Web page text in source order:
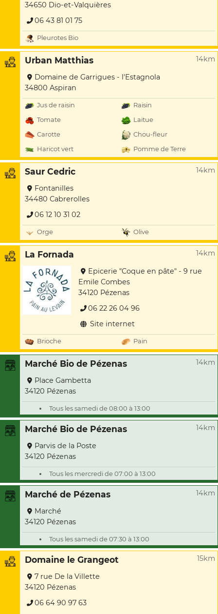
34650 Dio-et-Valquières
06 43 81 01 75
Pleurotes Bio
Urban Matthias 14km
Domaine de Garrigues - l'Estagnola
34800 Aspiran
Jus de raisin
Raisin
Tomate
Laitue
Carotte
Chou-fleur
Haricot vert
Pomme de Terre
Saur Cedric 14km
Fontanilles
34480 Cabrerolles
06 12 10 31 02
Orge Olive
La Fornada 14km
Epicerie "Coque en pâte" - 9 rue
Emile Combes
34120 Pézenas
06 22 26 04 96
Site internet
Brioche Pain
Marché Bio de Pézenas 14km
Place Gambetta
34120 Pézenas
Tous les samedi de 08:00 à 13:00
Marché Bio de Pézenas 14km
Parvis de la Poste
34120 Pézenas
Tous les mercredi de 07:00 à 13:00
Marché de Pézenas 14km
Marché
34120 Pézenas
Tous les samedi de 07:30 à 13:00
Domaine le Grangeot 15km
7 rue De la Villette
34120 Pézenas
06 64 90 97 63